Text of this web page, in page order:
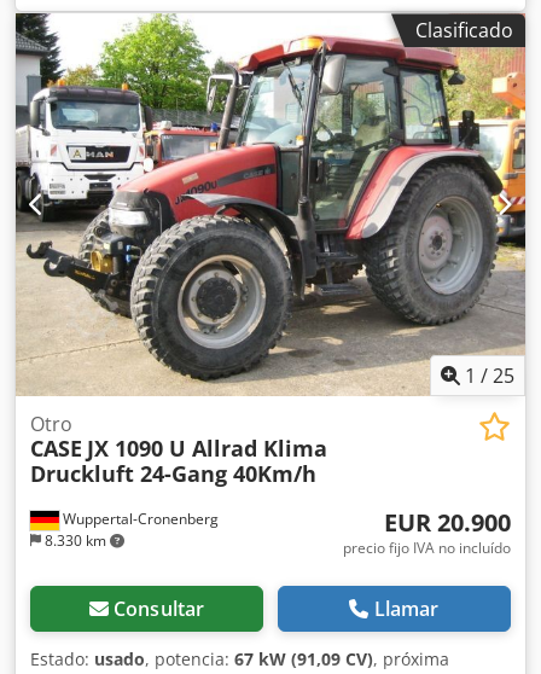
para encuadernar libros Máquina en buen estado, lista
para su funcionamiento. La máquina sujeta un bloque de
hojas para encuadernar en una cubierta preparada. Dos
aplicadores de adhesivo, con ajuste suave del grosor del
adhesivo. Formato: Altura del bloque: 80 – 450 mm Ancho
del bloque: 110 – 450 mm Grosor del bloque: 2 – 80 mm
Tasa de producción: aproximadamente 200 – 300
unidades/hora Alimentación eléctrica: 230 V Peso: 300 kg
Fabricado en Alemania. Schmedt PraForm 21-50: prensa
para libros Prensa para libros con cortador de ranuras.
Fabricado por Schmedt, Alemania. La máquina está en
muy buenas condiciones y lista para la producción.
Especificaciones técnicas: Formato máximo: 420 x 520 x 100
mm Peso: 220 kg Dksdozdazbjpfx Ahusr Alimentación
eléctrica: 230 V + aire comprimido. El precio es por un
conjunto de dos máquinas.
Clasificado
1 /25
Wuppertal-Cronenberg
8.330 km
Otro
CASE JX 1090 U Allrad Klima
Druckluft 24-Gang 40Km/h
EUR 20.900
precio fijo IVA no incluído
Consultar Llamar
Estado: usado, potencia: 67 kW (91,09 CV), próxima